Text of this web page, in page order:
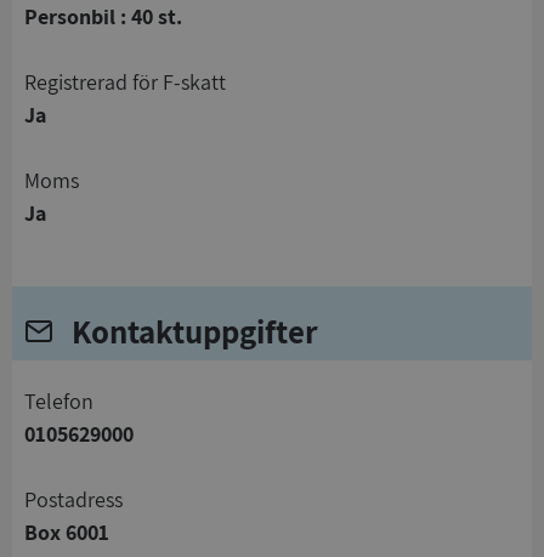
Personbil : 40 st.
registrerad för F-skatt
Ja
Moms
Ja
Kontaktuppgifter
telefon
0105629000
Postadress
Box 6001